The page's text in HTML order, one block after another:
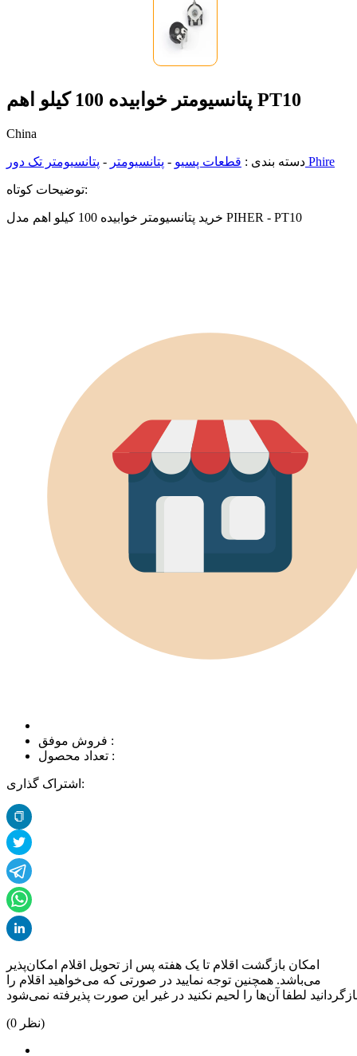
پتانسیومتر خوابیده 100 کیلو اهم PT10
China
دسته بندی : قطعات پسیو - پتانسیومتر - پتانسیومتر تک دور Phire
توضیحات کوتاه:
خرید پتانسیومتر خوابیده 100 کیلو اهم مدل PIHER - PT10
فروش موفق :
تعداد محصول :
اشتراک گذاری:
امکان بازگشت اقلام تا یک هفته پس از تحویل اقلام امکان‌پذیر
می‌باشد. همچنین توجه نمایید در صورتی که می‌خواهید اقلام را
(0 نظر)